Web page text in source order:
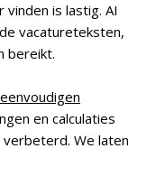
is lastig. AI
vacatureteksten,
bereikt.
en calculaties
We laten